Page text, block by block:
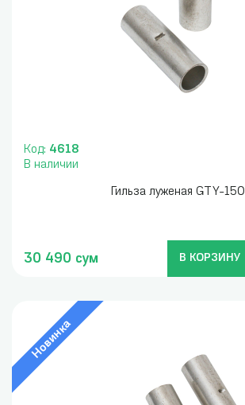
Код: 4618
В наличии
Гильза луженая GTY-150
30 490 сум В КОРЗИНУ
Новинка